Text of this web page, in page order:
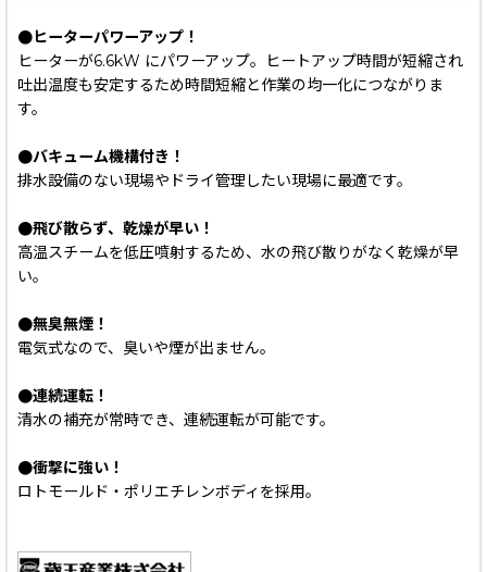
●ヒーターパワーアップ！
ヒーターが6.6kW にパワーアップ。ヒートアップ時間が短縮され
吐出温度も安定するため時間短縮と作業の均一化につながりま
す。
●バキューム機構付き！
排水設備のない現場やドライ管理したい現場に最適です。
●飛び散らず、乾燥が早い！
高温スチームを低圧噴射するため、水の飛び散りがなく乾燥が早
い。
●無臭無煙！
電気式なので、臭いや煙が出ません。
●連続運転！
清水の補充が常時でき、連続運転が可能です。
●衝撃に強い！
ロトモールド・ポリエチレンボディを採用。